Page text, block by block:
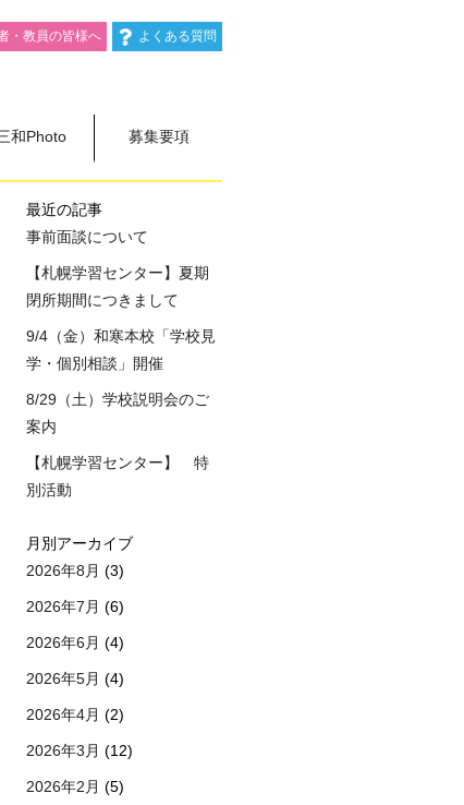
・教員の皆様へ よくある質問
和Photo 募集要項
最近の記事
事前面談について
【札幌学習センター】夏期
閉所期間につきまして
9/4（金）和寒本校「学校見
学・個別相談」開催
8/29（土）学校説明会のご
案内
【札幌学習センター】 特
別活動
月別アーカイブ
2026年8月 (3)
2026年7月 (6)
2026年6月 (4)
2026年5月 (4)
2026年4月 (2)
2026年3月 (12)
2026年2月 (5)